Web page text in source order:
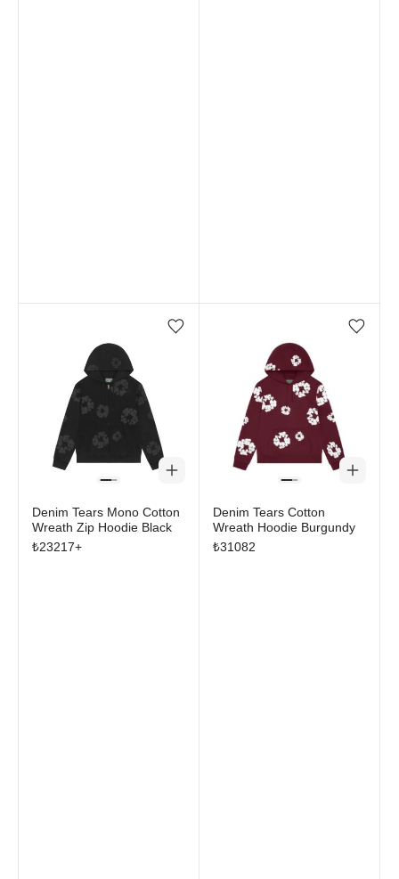
Favorilere ekle/çıkar
Denim Tears Mono Cotton
Wreath Zip Hoodie Black
₺23217+
Favorilere ekle/çıkar
Denim Tears Cotton
Wreath Hoodie Burgundy
₺31082